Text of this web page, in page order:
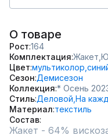
О товаре
Рост 164
Комплектация Жакет,
Цвет мультиколор,
Сезон Демисезон
Коллекция * Осень
Стиль Деловой, На
Материал текстиль
Состав
Жакет - 64%